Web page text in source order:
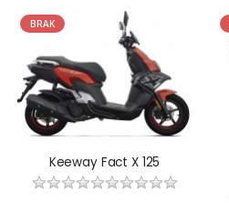
BRAK
Keeway Fact X 125